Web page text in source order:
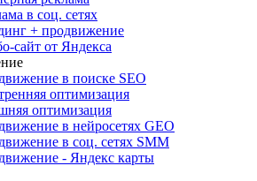
в соц. сетях
+ продвижение
сайт от Яндекса
в поиске SEO
оптимизация
оптимизация
в нейросетях GEO
в соц. сетях SMM
- Яндекс карты